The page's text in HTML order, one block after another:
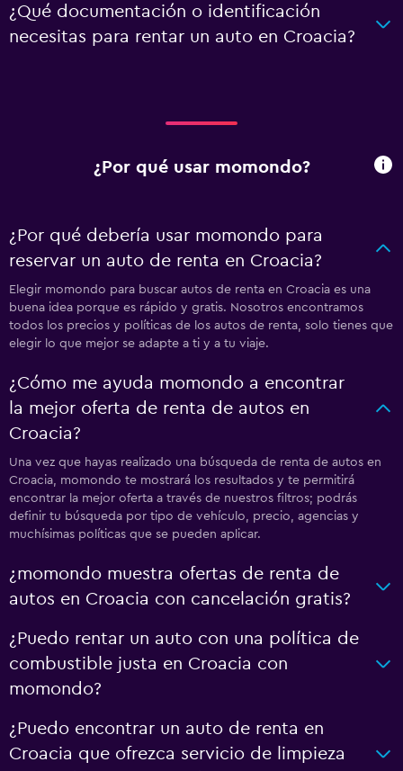
¿Qué documentación o identificación
necesitas para rentar un auto en Croacia?
¿Por qué usar momondo?
¿Por qué debería usar momondo para
reservar un auto de renta en Croacia?
Elegir momondo para buscar autos de renta en Croacia es una
buena idea porque es rápido y gratis. Nosotros encontramos
todos los precios y políticas de los autos de renta, solo tienes que
elegir lo que mejor se adapte a ti y a tu viaje.
¿Cómo me ayuda momondo a encontrar
la mejor oferta de renta de autos en
Croacia?
Una vez que hayas realizado una búsqueda de renta de autos en
Croacia, momondo te mostrará los resultados y te permitirá
encontrar la mejor oferta a través de nuestros filtros; podrás
definir tu búsqueda por tipo de vehículo, precio, agencias y
muchísimas políticas que se pueden aplicar.
¿momondo muestra ofertas de renta de
autos en Croacia con cancelación gratis?
¿Puedo rentar un auto con una política de
combustible justa en Croacia con
momondo?
¿Puedo encontrar un auto de renta en
Croacia que ofrezca servicio de limpieza